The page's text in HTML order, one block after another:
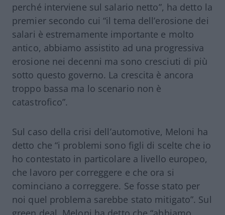
perché interviene sul salario netto”, ha detto la
premier secondo cui “il tema dell’erosione dei
salari è estremamente importante e molto
antico, abbiamo assistito ad una progressiva
erosione nei decenni ma sono cresciuti di più
sotto questo governo. La crescita è ancora
troppo bassa ma lo scenario non è
catastrofico”.
Sul caso della crisi dell’automotive, Meloni ha
detto che “i problemi sono figli di scelte che io
ho contestato in particolare a livello europeo,
che lavoro per correggere e che ora si
cominciano a correggere. Se fosse stato per
noi quel problema sarebbe stato mitigato”. Sul